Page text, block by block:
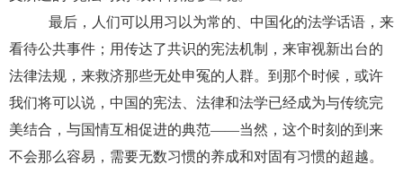
最后，人们可以用习以为常的、中国化的法学话语，来
看待公共事件；用传达了共识的宪法机制，来审视新出台的
法律法规，来救济那些无处申冤的人群。到那个时候，或许
我们将可以说，中国的宪法、法律和法学已经成为与传统完
美结合，与国情互相促进的典范——当然，这个时刻的到来
不会那么容易，需要无数习惯的养成和对固有习惯的超越。